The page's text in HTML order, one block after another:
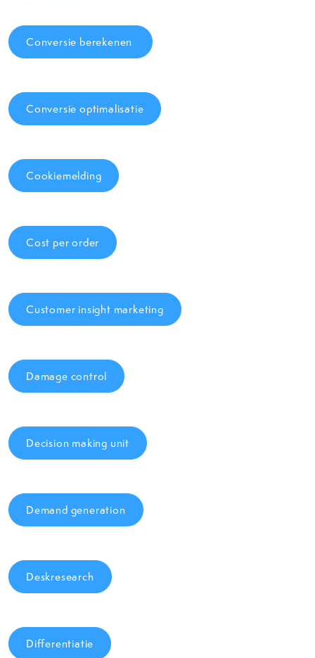
Conversie berekenen
Conversie optimalisatie
Cookiemelding
Cost per order
Customer insight marketing
Damage control
Decision making unit
Demand generation
Deskresearch
Differentiatie